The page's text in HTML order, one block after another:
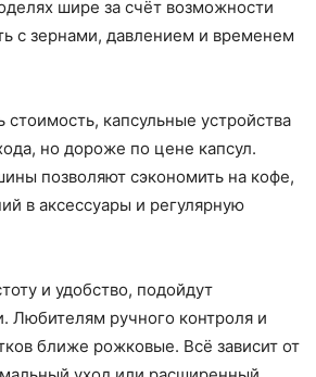
шире за счёт возможности
с зернами, давлением и временем
стоимость, капсульные устройства
но дороже по цене капсул.
позволяют сэкономить на кофе,
в аксессуары и регулярную
и удобство, подойдут
Любителям ручного контроля и
ближе рожковые. Всё зависит от